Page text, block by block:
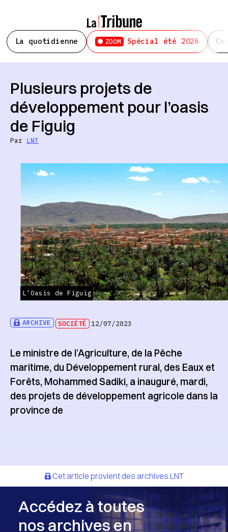
La quotidienne ZOOM Spécial été 2026
ARCHIVE SOCIÉTÉ 12/07/2023
Plusieurs projets de
développement pour l’oasis
de Figuig
Par LNT
L'Oasis de Figuig
Le ministre de l’Agriculture, de la Pêche
maritime, du Développement rural, des Eaux et
Forêts, Mohammed Sadiki, a inauguré, mardi,
des projets de développement agricole dans la
province de
Cet article provient des archives LNT
Accédez à toutes
nos archives en